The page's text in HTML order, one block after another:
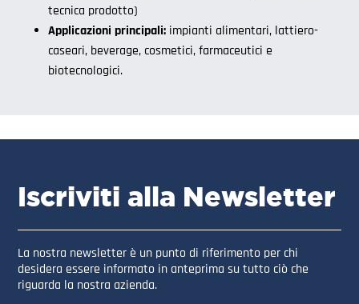
tecnica prodotto)
Applicazioni principali: impianti alimentari, lattiero-
caseari, beverage, cosmetici, farmaceutici e
biotecnologici.
Iscriviti alla Newsletter
La nostra newsletter è un punto di riferimento per chi
desidera essere informato in anteprima su tutto ciò che
riguarda la nostra azienda.